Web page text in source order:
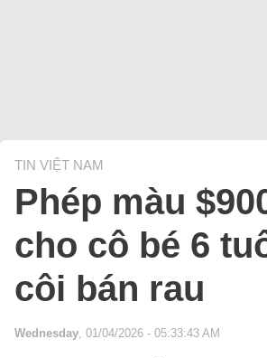
TIN VIỆT NAM
Phép màu
cho cô bé 6
côi bán rau
Wednesday, 01/04/2026 - 05:33:43 AM